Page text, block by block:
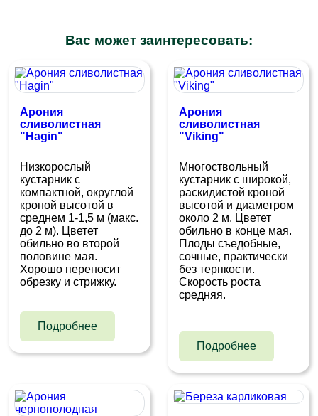
Вас может заинтересовать:
Арония
сливолистная
"Hagin"
Низкорослый
кустарник с
компактной, округлой
кроной высотой в
среднем 1-1,5 м (макс.
до 2 м). Цветет
обильно во второй
половине мая.
Хорошо переносит
обрезку и стрижку.
Подробнее
Арония
сливолистная
"Viking"
Многоствольный
кустарник с широкой,
раскидистой кроной
высотой и диаметром
около 2 м. Цветет
обильно в конце мая.
Плоды съедобные,
сочные, практически
без терпкости.
Скорость роста
средняя.
Подробнее